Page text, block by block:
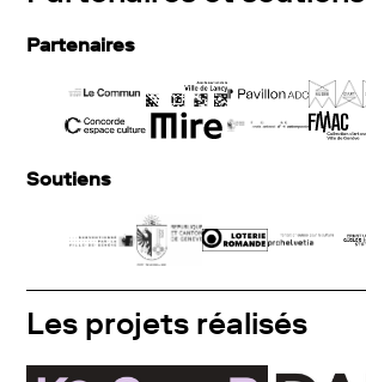
Partenaires
Soutiens
Les projets réalisés